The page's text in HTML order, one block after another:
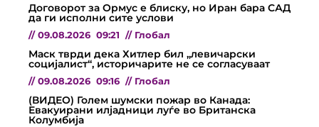
Договорот за Ормус е блиску, но Иран бара САД
да ги исполни сите услови
// 09.08.2026 09:21 // Глобал
Маск тврди дека Хитлер бил „левичарски
социјалист“, историчарите не се согласуваат
// 09.08.2026 09:16 // Глобал
(ВИДЕО) Голем шумски пожар во Канада:
Евакуирани илјадници луѓе во Британска
Колумбија